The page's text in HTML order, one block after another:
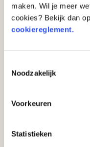
maken. Wil je meer
cookies? Bekijk dan
cookiereglement.
Noodzakelijk
Voorkeuren
Statistieken
Hoe maakten ze
Wevers namen een
wikkelden ze een
Alleen rijke mensen
priesters. In de
je macht had. En